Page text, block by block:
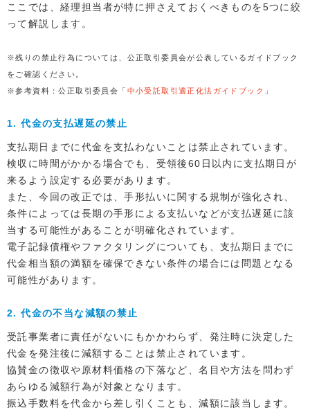
ここでは、経理担当者が特に押さえておくべきものを5つに絞
って解説します。
※残りの禁止行為については、公正取引委員会が公表しているガイドブック
をご確認ください。
※参考資料：公正取引委員会「 中小受託取引適正化法ガイドブック 」
1. 代金の支払遅延の禁止
支払期日までに代金を支払わないことは禁止されています。
検収に時間がかかる場合でも、受領後60日以内に支払期日が
来るよう設定する必要があります。
また、今回の改正では、手形払いに関する規制が強化され、
条件によっては長期の手形による支払いなどが支払遅延に該
当する可能性があることが明確化されています。
電子記録債権やファクタリングについても、支払期日までに
代金相当額の満額を確保できない条件の場合には問題となる
可能性があります。
2. 代金の不当な減額の禁止
受託事業者に責任がないにもかかわらず、発注時に決定した
代金を発注後に減額することは禁止されています。
協賛金の徴収や原材料価格の下落など、名目や方法を問わず
あらゆる減額行為が対象となります。
振込手数料を代金から差し引くことも、減額に該当します。